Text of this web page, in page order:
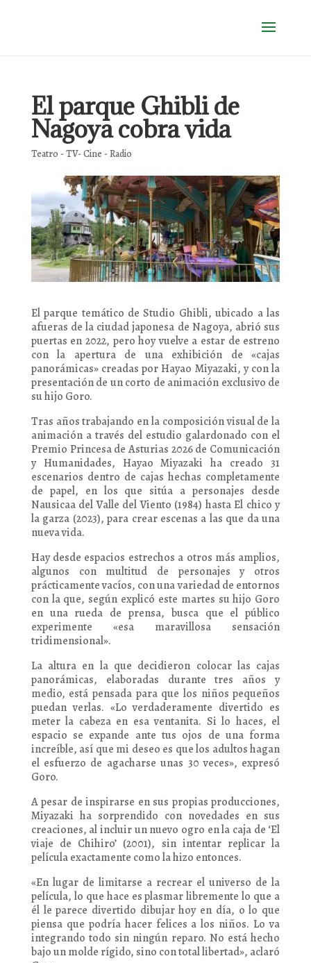
El parque Ghibli de
Nagoya cobra vida
Teatro - TV- Cine - Radio
El parque temático de Studio Ghibli, ubicado a las
afueras de la ciudad japonesa de Nagoya, abrió sus
puertas en 2022, pero hoy vuelve a estar de estreno
con la apertura de una exhibición de «cajas
panorámicas» creadas por Hayao Miyazaki, y con la
presentación de un corto de animación exclusivo de
su hijo Goro.
Tras años trabajando en la composición visual de la
animación a través del estudio galardonado con el
Premio Princesa de Asturias 2026 de Comunicación
y Humanidades, Hayao Miyazaki ha creado 31
escenarios dentro de cajas hechas completamente
de papel, en los que sitúa a personajes desde
Nausicaa del Valle del Viento (1984) hasta El chico y
la garza (2023), para crear escenas a las que da una
nueva vida.
Hay desde espacios estrechos a otros más amplios,
algunos con multitud de personajes y otros
prácticamente vacíos, con una variedad de entornos
con la que, según explicó este martes su hijo Goro
en una rueda de prensa, busca que el público
experimente «esa maravillosa sensación
tridimensional».
La altura en la que decidieron colocar las cajas
panorámicas, elaboradas durante tres años y
medio, está pensada para que los niños pequeños
puedan verlas. «Lo verdaderamente divertido es
meter la cabeza en esa ventanita. Si lo haces, el
espacio se expande ante tus ojos de una forma
increíble, así que mi deseo es que los adultos hagan
el esfuerzo de agacharse unas 30 veces», expresó
Goro.
A pesar de inspirarse en sus propias producciones,
Miyazaki ha sorprendido con novedades en sus
creaciones, al incluir un nuevo ogro en la caja de ‘El
viaje de Chihiro’ (2001), sin intentar replicar la
película exactamente como la hizo entonces.
«En lugar de limitarse a recrear el universo de la
película, lo que hace es plasmar libremente lo que a
él le parece divertido dibujar hoy en día, o lo que
piensa que podría hacer felices a los niños. Lo va
integrando todo sin ningún reparo. No está hecho
bajo un molde rígido, sino con total libertad», aclaró